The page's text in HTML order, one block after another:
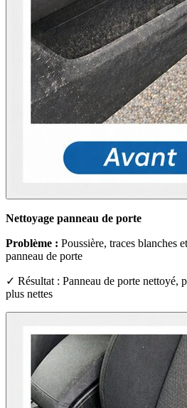
Nettoyage panneau de porte
Problème : Poussière, traces blanches
panneau de porte
✓ Résultat : Panneau de porte nettoyé,
plus nettes